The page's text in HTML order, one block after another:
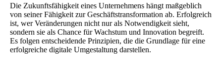
Die Zukunftsfähigkeit eines Unternehmens hängt maßgeblich
von seiner Fähigkeit zur Geschäftstransformation ab. Erfolgreich
ist, wer Veränderungen nicht nur als Notwendigkeit sieht,
sondern sie als Chance für Wachstum und Innovation begreift.
Es folgen entscheidende Prinzipien, die die Grundlage für eine
erfolgreiche digitale Umgestaltung darstellen.